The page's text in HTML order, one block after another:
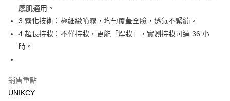
悠遊付
Google Pay
每筆NT$70，滿NT$499(含以上)免運費
感肌適用。
3.霧化技術：極細緻噴霧，均勻覆蓋全臉，透氣不緊繃。
4.超長持妝：不僅持妝，更能「焊妝」，實測持妝可達 36 小
時。
銷售重點
UNIKCY